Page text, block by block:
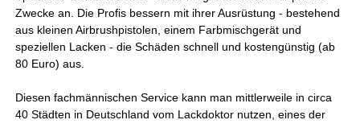
Zwecke an. Die Profis bessern mit ihrer Ausrüstung - bestehend
aus kleinen Airbrushpistolen, einem Farbmischgerät und
speziellen Lacken - die Schäden schnell und kostengünstig (ab
80 Euro) aus.
Diesen fachmännischen Service kann man mittlerweile in circa
40 Städten in Deutschland vom Lackdoktor nutzen, eines der